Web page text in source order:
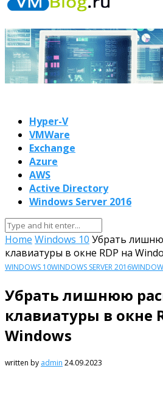
Hyper-V
VMWare
Exchange
Azure
AWS
Active Directory
Windows Server 2016
Home Windows 10 Убрать
клавиатуры в окне RDP на
WINDOWS 10WINDOWS SERVER 2016
Убрать лишнюю
клавиатуры в окне
Windows
written by admin 24.09.2023